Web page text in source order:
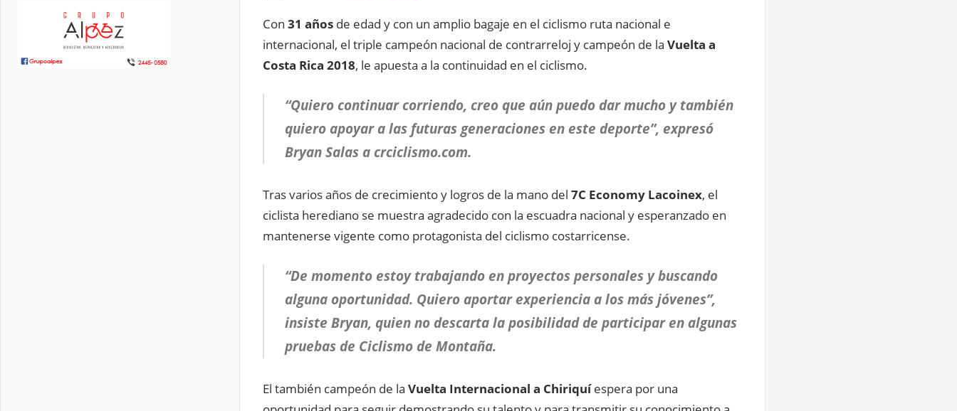
Con 31 años de edad y con un amplio bagaje en el ciclismo ruta nacional e
internacional, el triple campeón nacional de contrarreloj y campeón de la Vuelta a
Costa Rica 2018, le apuesta a la continuidad en el ciclismo.
“Quiero continuar corriendo, creo que aún puedo dar mucho y también
quiero apoyar a las futuras generaciones en este deporte”, expresó
Bryan Salas a crciclismo.com.
Tras varios años de crecimiento y logros de la mano del 7C Economy Lacoinex, el
ciclista herediano se muestra agradecido con la escuadra nacional y esperanzado en
mantenerse vigente como protagonista del ciclismo costarricense.
“De momento estoy trabajando en proyectos personales y buscando
alguna oportunidad. Quiero aportar experiencia a los más jóvenes”,
insiste Bryan, quien no descarta la posibilidad de participar en algunas
pruebas de Ciclismo de Montaña.
El también campeón de la Vuelta Internacional a Chiriquíespera por una